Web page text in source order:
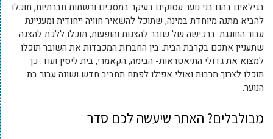
בגילאים בהם בני נוער עסוקים בעיקר במסכים ורשתות חברתיות, תוכלו
להביא מתנה מיוחדת במינה, שתוכל להשאיר חוויה ייחודית ומעניינת
עבור החוגגת. ברכישה של שובר להצגות והופעות, תוכלו ללכת להצגה
שתעניין אתכם בקרבת הבית. בין החברות המכבדות את השובר תוכלו
למצוא את גדולי התיאטראות- הבימה, הקאמרי, בית ליסין ועוד. כך
תוכלו לצרוך תרבות ואולי אפילו לפתח תחביב חדש ושונה עבור בת
הנוער.
מבולבלים? האתר שיעשה לכם סדר